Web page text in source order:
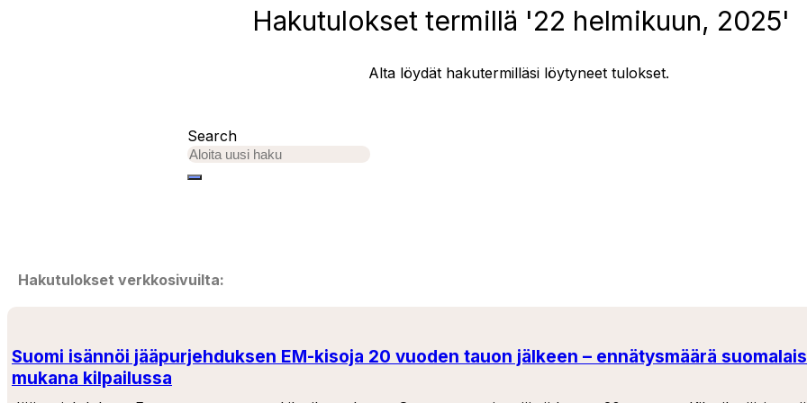
Hakutulokset termillä '22 helmikuun, 2025'
Alta löydät hakutermilläsi löytyneet tulokset.
Search
Hakutulokset verkkosivuilta:
Suomi isännöi jääpurjehduksen EM-kisoja 20 vuoden tauon jälkeen – ennätysmäärä
mukana kilpailussa